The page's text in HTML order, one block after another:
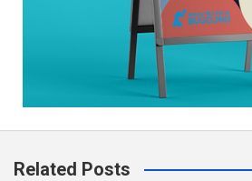
Related Posts